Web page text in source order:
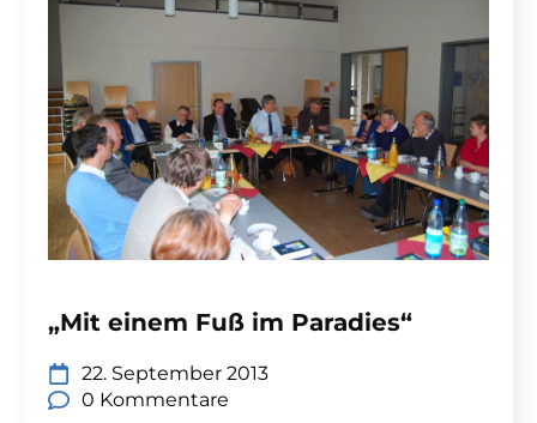
„Mit einem Fuß im Paradies“
22. September 2013
0 Kommentare